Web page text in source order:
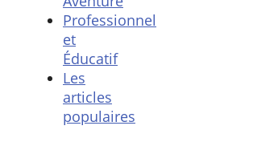
Professionnel
et
Éducatif
Les
articles
populaires